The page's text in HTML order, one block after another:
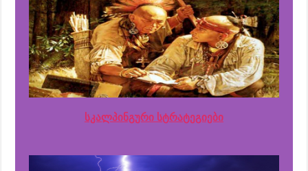
სკალპინგური სტრატეგიები